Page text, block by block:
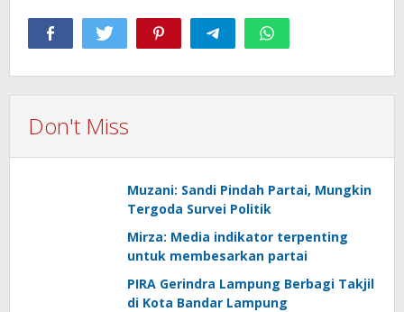
Don't Miss
Muzani: Sandi Pindah Partai, Mungkin
Tergoda Survei Politik
Mirza: Media indikator terpenting
untuk membesarkan partai
PIRA Gerindra Lampung Berbagi Takjil
di Kota Bandar Lampung